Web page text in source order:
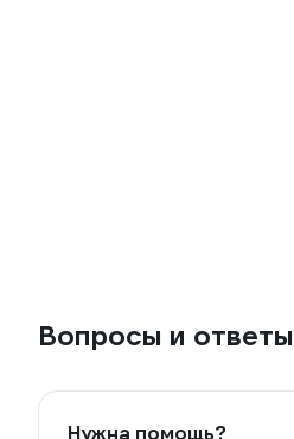
Вопросы и ответы
Нужна помощь?